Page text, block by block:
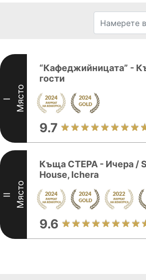
I Място
“Кафеджийницата” -
гости
9.7
II Място
Къща СТЕРА - Ичера /
House, Ichera
9.6